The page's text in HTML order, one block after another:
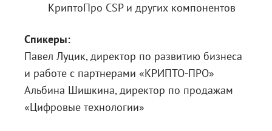
КриптоПро CSP и других компонентов
Спикеры:
Павел Луцик, директор по развитию бизнеса
и работе с партнерами «КРИПТО-ПРО»
Альбина Шишкина, директор по продажам
«Цифровые технологии»